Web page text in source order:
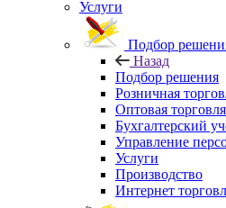
Услуги
Подбор
Назад
Подбор решения
Розничная
Оптовая торговля
Бухгалтерский
Управление
Услуги
Производство
Интернет